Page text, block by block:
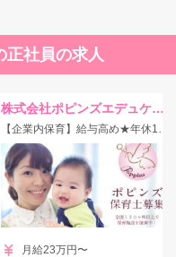
正社員の求人
株式会社ポピンズエデュケア経営企業内保育所
【企業内保育】給与高め★年休125日★壁面制作なし《都心・駅チカ徒歩2分》
月給23万円〜